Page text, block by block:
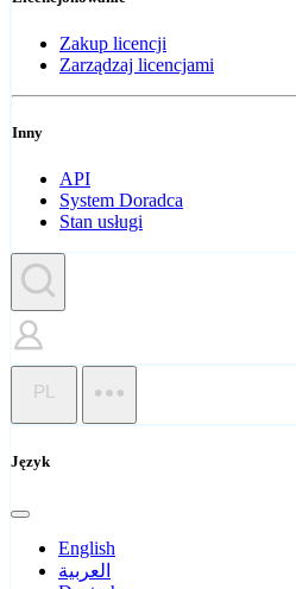
Zakup licencji
Zarządzaj licencjami
Inny
API
System Doradca
Stan usługi
PL
Język
English
العربية